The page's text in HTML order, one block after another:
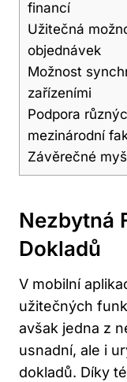
financí
Užitečná
objednávek
Možnost
zařízeními
Podpora
mezinárodní
Závěrečné
Nezbytná
Dokladů
V mobilní
užitečných
avšak jedna z
usnadní, ale i
dokladů. Díky